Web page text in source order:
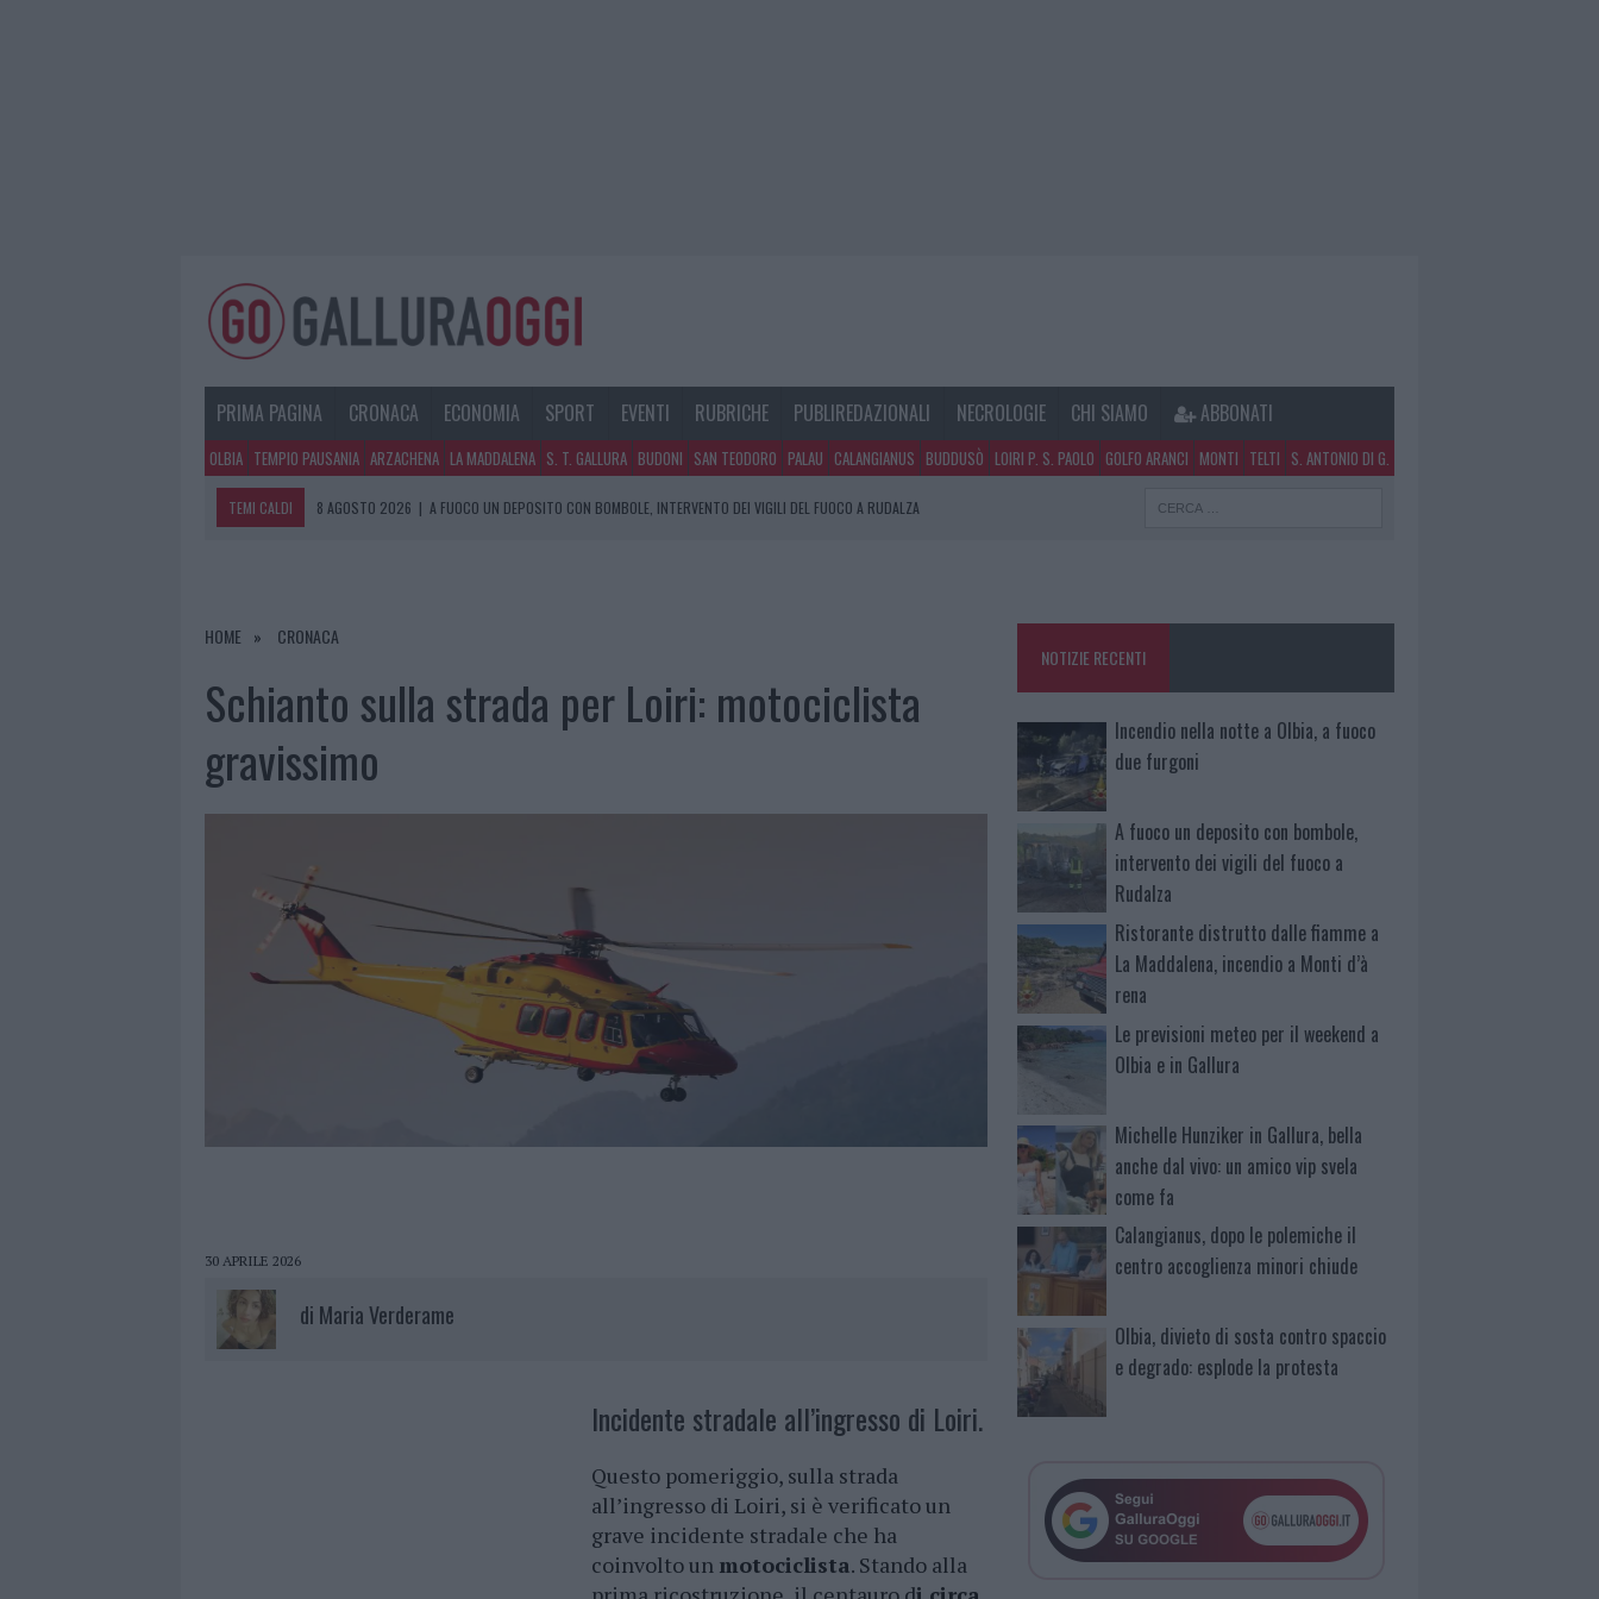
PRIMA PAGINA CRONACA ECONOMIA SPORT EVENTI RUBRICHE PUBLIREDAZIONALI NECROLOGIE CHI SIAMO ABBONATI
OLBIA TEMPIO PAUSANIA ARZACHENA LA MADDALENA S. T. GALLURA BUDONI SAN TEODORO PALAU CALANGIANUS BUDDUSÒ LOIRI P. S. PAOLO GOLFO ARANCI MONTI TELTI S. ANTONIO DI G.
TEMI CALDI 8 AGOSTO 2026 | A FUOCO UN DEPOSITO CON BOMBOLE, INTERVENTO DEI VIGILI DEL FUOCO A RUDALZA
7 AGOSTO 2026
|
HOME CRONACA
Schianto sulla strada per Loiri: motociclista
gravissimo
30 APRILE 2026
di Maria Verderame
Incidente stradale all’ingresso di Loiri.
Questo pomeriggio, sulla strada
all’ingresso di Loiri, si è verificato un
grave incidente stradale che ha
coinvolto un motociclista. Stando alla
NOTIZIE RECENTI
Incendio nella notte a Olbia, a fuoco
due furgoni
A fuoco un deposito con bombole,
intervento dei vigili del fuoco a
Rudalza
Ristorante distrutto dalle fiamme a
La Maddalena, incendio a Monti d’à
rena
Le previsioni meteo per il weekend a
Olbia e in Gallura
Michelle Hunziker in Gallura, bella
anche dal vivo: un amico vip svela
come fa
Calangianus, dopo le polemiche il
centro accoglienza minori chiude
Olbia, divieto di sosta contro spaccio
e degrado: esplode la protesta